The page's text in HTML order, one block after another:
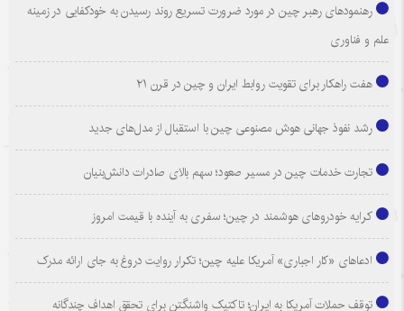
رهنمودهای رهبر چین در مورد ضرورت تسریع روند رسیدن به خودکفایی در زمینه
علم و فناوری
هفت راهکار برای تقویت روابط ایران و چین در قرن ۲۱
رشد نفوذ جهانی هوش مصنوعی چین با استقبال از مدل‌های جدید
تجارت خدمات چین در مسیر صعود؛ سهم بالای صادرات دانش‌بنیان
کرایه خودروهای هوشمند در چین؛ سفری به آینده با قیمت امروز
ادعاهای «کار اجباری» آمریکا علیه چین؛ تکرار روایت دروغ به جای ارائه مدرک
توقف حملات آمریکا به ایران؛ تاکتیک واشنگتن برای تحقق اهداف چندگانه